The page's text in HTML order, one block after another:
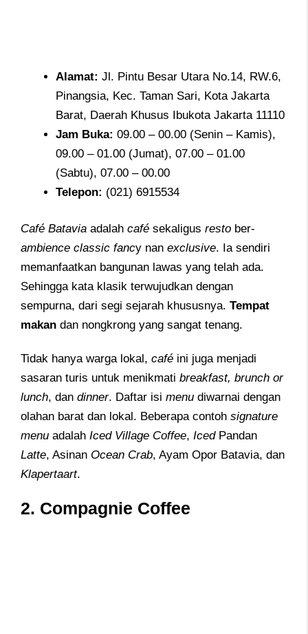
Alamat: Jl. Pintu Besar Utara No.14, RW.6,
Pinangsia, Kec. Taman Sari, Kota Jakarta
Barat, Daerah Khusus Ibukota Jakarta 11110
Jam Buka: 09.00 – 00.00 (Senin – Kamis),
09.00 – 01.00 (Jumat), 07.00 – 01.00
(Sabtu), 07.00 – 00.00
Telepon: (021) 6915534
Café Batavia adalah café sekaligus resto ber-
ambience classic fancy nan exclusive. Ia sendiri
memanfaatkan bangunan lawas yang telah ada.
Sehingga kata klasik terwujudkan dengan
sempurna, dari segi sejarah khususnya. Tempat
makan dan nongkrong yang sangat tenang.
Tidak hanya warga lokal, café ini juga menjadi
sasaran turis untuk menikmati breakfast, brunch or
lunch, dan dinner. Daftar isi menu diwarnai dengan
olahan barat dan lokal. Beberapa contoh signature
menu adalah Iced Village Coffee, IcedPandan
Latte, Asinan Ocean Crab, Ayam Opor Batavia, dan
Klapertaart.
2. Compagnie Coffee